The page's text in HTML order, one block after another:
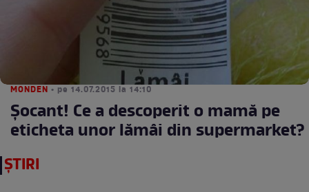
MONDEN • pe 14.07.2015 la 14:10
Şocant! Ce a descoperit o mamă pe
eticheta unor lămâi din supermarket?
ȘTIRI